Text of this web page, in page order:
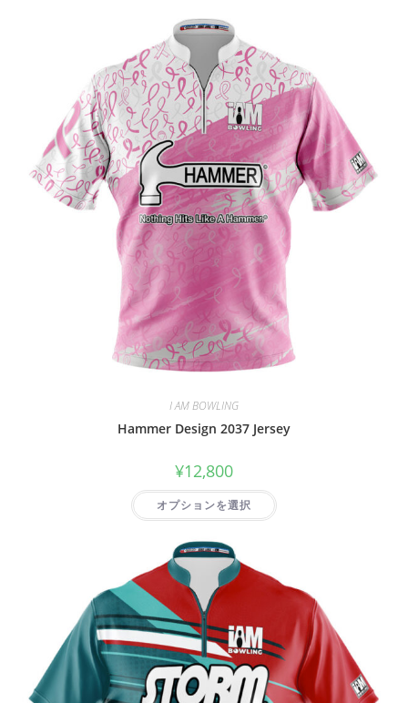
I AM BOWLING
Hammer Design 2037 Jersey
¥12,800
オプションを選択